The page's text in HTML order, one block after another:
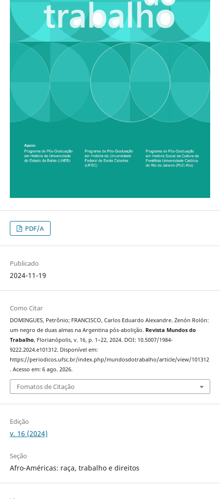
PDF/A
Publicado
2024-11-19
Como Citar
DOMINGUES, Petrônio; FRANCISCO, Carlos Eduardo Alexandre. Zenón Rolón:
um negro de duas almas na Argentina pós-abolição. Revista Mundos do
Trabalho, Florianópolis, v. 16, p. 1–22, 2024. DOI: 10.5007/1984-
9222.2024.e101312. Disponível em:
https://periodicos.ufsc.br/index.php/mundosdotrabalho/article/view/101312
. Acesso em: 6 ago. 2026.
Fomatos de Citação
Edição
v. 16 (2024)
Seção
Afro-Américas: raça, trabalho e direitos